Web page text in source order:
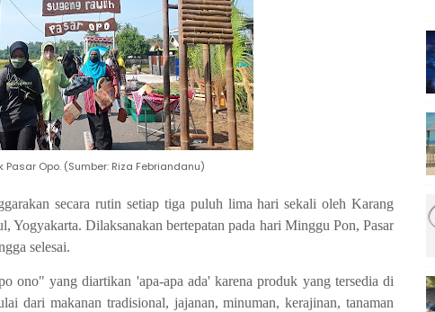
Pasar Opo. (Sumber: Riza Febriandanu)
secara rutin setiap tiga puluh lima hari sekali oleh Karang
Yogyakarta. Dilaksanakan bertepatan pada hari Minggu Pon, Pasar
selesai.
ono" yang diartikan 'apa-apa ada' karena produk yang tersedia di
dari makanan tradisional, jajanan, minuman, kerajinan, tanaman